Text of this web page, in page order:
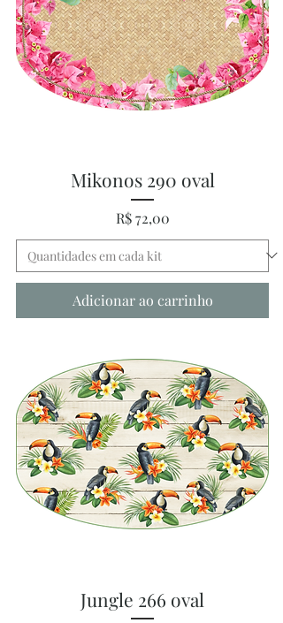
Mikonos 290 oval
Preço
R$ 72,00
Adicionar ao carrinho
Jungle 266 oval